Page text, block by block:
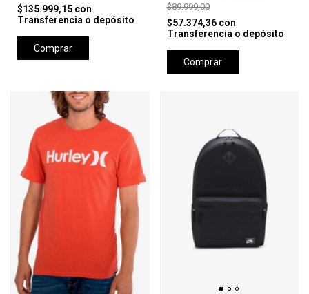
$135.999,15 con
Transferencia o depósito
Comprar
$89.999,00
$57.374,36 con
Transferencia o depósito
Comprar